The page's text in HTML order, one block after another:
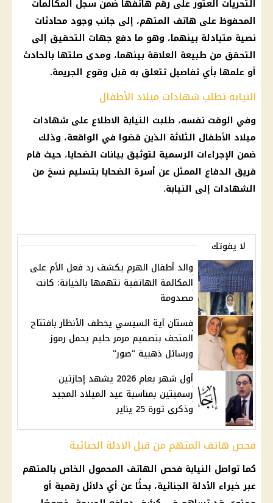
التحريات العثور على رقم هاتفها ضمن سجل المكالمات
المحفوظ على هاتف المتهم، إلى جانب وجود محادثات
نصية متبادلة بينهما، وهو ما دفع جهات التحقيق إلى
التحقق من طبيعة العلاقة بينهما، ومدى صلتها بالحادث
أو علمها بأي تفاصيل تتعلق به قبل وقوع الجريمة.
النيابة تطلب شهادات ميلاد الأطفال
وفي الوقت نفسه، طلبت النيابة الاطلاع على شهادات
ميلاد الأطفال الثلاثة الذين قضوا في الواقعة، وذلك
ضمن الإجراءات الرسمية لتوثيق بيانات الضحايا، حيث قام
فريق الدفاع الممثل عن أسرة الضحايا بتسليم نسخ من
الشهادات إلى النيابة.
لا يفوتك
والد أطفال الهرم يكشف رد فعل الأم على
المكالمة الهاتفية تتهمها بالخيانة: كانت
مصدومة
فستان آية السيسي يخطف الأنظار بافتتاح
المتحف بتصميم مرمر حليم يحمل رموز
ورسائل ذهبية "صور"
أول شهر بعام 2026 يشهد إجازتين
رسميتين بمناسبة عيد الميلاد المجيد
وذكرى ثورة 25 يناير
فحص هاتف المتهم من قبل الادلة الجنائية
كما تواصل النيابة فحص الهاتف المحمول الخاص بالمتهم
عبر خبراء الأدلة الجنائية، بحثًا عن أي دلائل رقمية أو